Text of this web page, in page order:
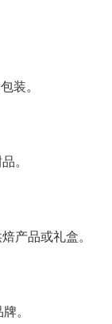
装。
。
产品或礼盒。
。